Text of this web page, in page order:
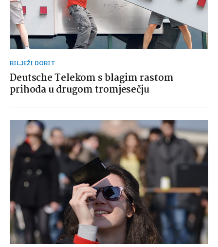
BILJEŽI DOBIT
Deutsche Telekom s blagim rastom
prihoda u drugom tromjesečju